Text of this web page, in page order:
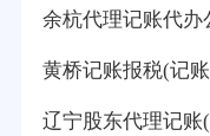
余杭代理记账代办
黄桥记账报税(记
辽宁股东代理记